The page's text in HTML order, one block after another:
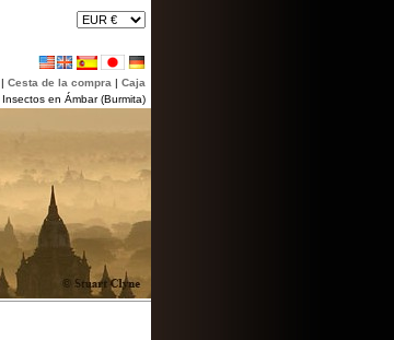
| Cesta de la compra | Caja
Insectos en Ámbar (Burmita)